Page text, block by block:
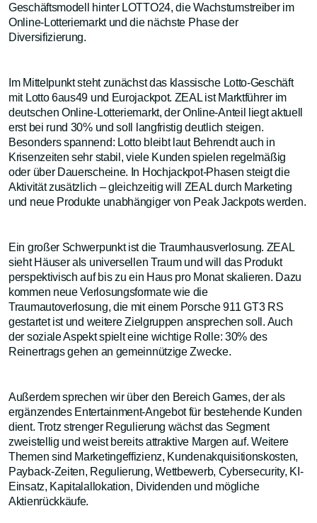
Geschäftsmodell hinter LOTTO24, die Wachstumstreiber im
Online-Lotteriemarkt und die nächste Phase der
Diversifizierung.
Im Mittelpunkt steht zunächst das klassische Lotto-Geschäft
mit Lotto 6aus49 und Eurojackpot. ZEAL ist Marktführer im
deutschen Online-Lotteriemarkt, der Online-Anteil liegt aktuell
erst bei rund 30% und soll langfristig deutlich steigen.
Besonders spannend: Lotto bleibt laut Behrendt auch in
Krisenzeiten sehr stabil, viele Kunden spielen regelmäßig
oder über Dauerscheine. In Hochjackpot-Phasen steigt die
Aktivität zusätzlich – gleichzeitig will ZEAL durch Marketing
und neue Produkte unabhängiger von Peak Jackpots werden.
Ein großer Schwerpunkt ist die Traumhausverlosung. ZEAL
sieht Häuser als universellen Traum und will das Produkt
perspektivisch auf bis zu ein Haus pro Monat skalieren. Dazu
kommen neue Verlosungsformate wie die
Traumautoverlosung, die mit einem Porsche 911 GT3 RS
gestartet ist und weitere Zielgruppen ansprechen soll. Auch
der soziale Aspekt spielt eine wichtige Rolle: 30% des
Reinertrags gehen an gemeinnützige Zwecke.
Außerdem sprechen wir über den Bereich Games, der als
ergänzendes Entertainment-Angebot für bestehende Kunden
dient. Trotz strenger Regulierung wächst das Segment
zweistellig und weist bereits attraktive Margen auf. Weitere
Themen sind Marketingeffizienz, Kundenakquisitionskosten,
Payback-Zeiten, Regulierung, Wettbewerb, Cybersecurity, KI-
Einsatz, Kapitalallokation, Dividenden und mögliche
Aktienrückkäufe.